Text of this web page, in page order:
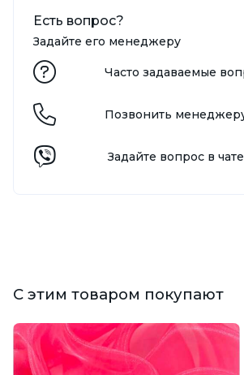
Есть вопрос?
Задайте его менеджеру
Часто задаваемые
Позвонить
Задайте вопрос в
С этим товаром покупают